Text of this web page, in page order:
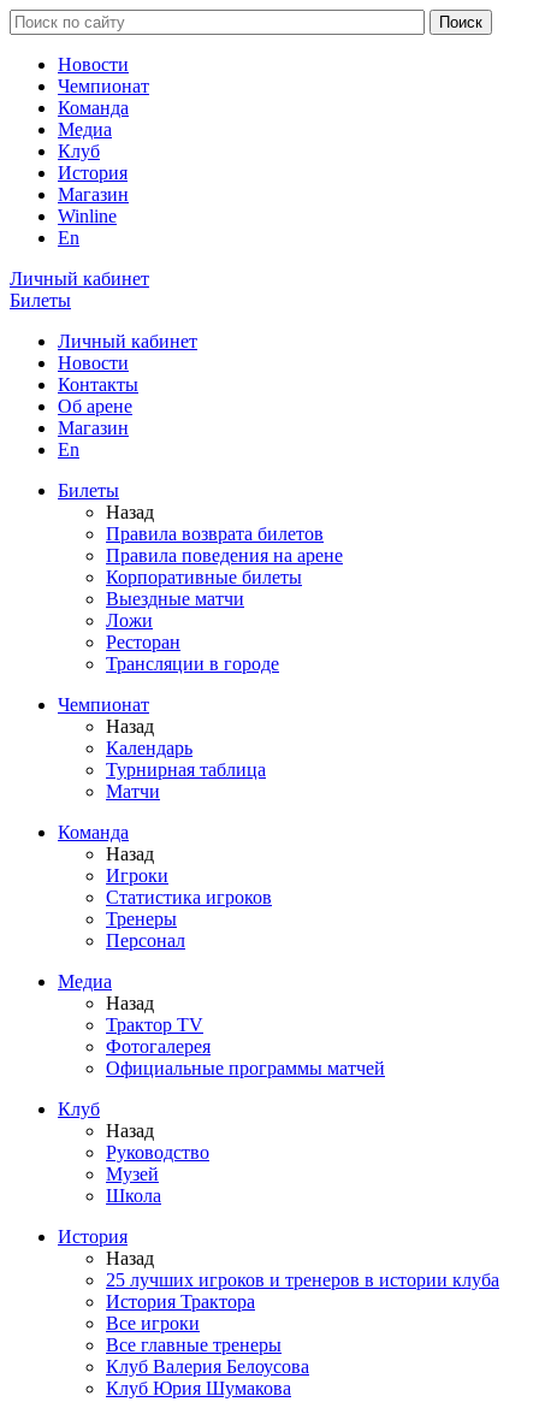
Новости
Чемпионат
Команда
Медиа
Клуб
История
Магазин
Winline
En
Личный кабинет
Билеты
Личный кабинет
Новости
Контакты
Об арене
Магазин
En
Билеты
Назад
Правила возврата билетов
Правила поведения на арене
Корпоративные билеты
Выездные матчи
Ложи
Ресторан
Трансляции в городе
Чемпионат
Назад
Календарь
Турнирная таблица
Матчи
Команда
Назад
Игроки
Статистика игроков
Тренеры
Персонал
Медиа
Назад
Трактор TV
Фотогалерея
Официальные программы матчей
Клуб
Назад
Руководство
Музей
Школа
История
Назад
25 лучших игроков и тренеров в истории клуба
История Трактора
Все игроки
Все главные тренеры
Клуб Валерия Белоусова
Клуб Юрия Шумакова